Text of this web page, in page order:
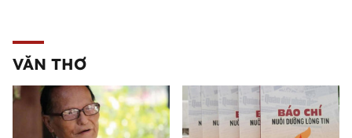
VĂN THƠ